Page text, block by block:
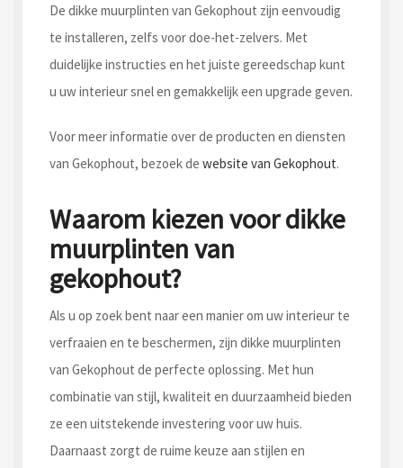
De dikke muurplinten van Gekophout zijn eenvoudig
te installeren, zelfs voor doe-het-zelvers. Met
duidelijke instructies en het juiste gereedschap kunt
u uw interieur snel en gemakkelijk een upgrade geven.
Voor meer informatie over de producten en diensten
van Gekophout, bezoek de website van Gekophout.
Waarom kiezen voor dikke
muurplinten van
gekophout?
Als u op zoek bent naar een manier om uw interieur te
verfraaien en te beschermen, zijn dikke muurplinten
van Gekophout de perfecte oplossing. Met hun
combinatie van stijl, kwaliteit en duurzaamheid bieden
ze een uitstekende investering voor uw huis.
Daarnaast zorgt de ruime keuze aan stijlen en